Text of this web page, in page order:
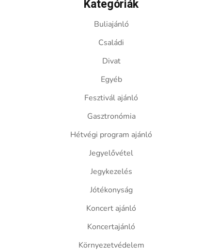
Kategóriák
Buliajánló
Családi
Divat
Egyéb
Fesztivál ajánló
Gasztronómia
Hétvégi program ajánló
Jegyelővétel
Jegykezelés
Jótékonyság
Koncert ajánló
Koncertajánló
Környezetvédelem